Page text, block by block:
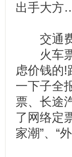
出手大
交通费
火车票
虑价钱的!
一下子全
票、长途
了网络定
家潮”、“